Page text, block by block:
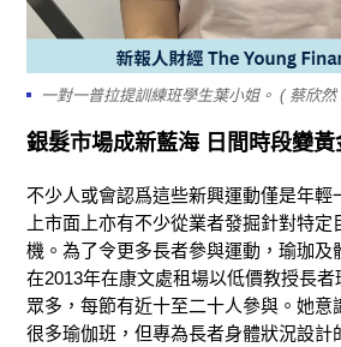
一對一普拉提訓練班學生葉小姐。 ( 蔡欣然
銀髮市場成新藍海 日間時段變
不少人或會認爲這些新興運動僅是年輕
上市面上亦有不少從業者發掘針對特定
機。為了令更多長者參與運動，瑜珈及
在2013年在康文處租場以低價教授長
眾多，每節有近十至二十人參與。她意
很多瑜伽班，但專為長者身體狀況設計